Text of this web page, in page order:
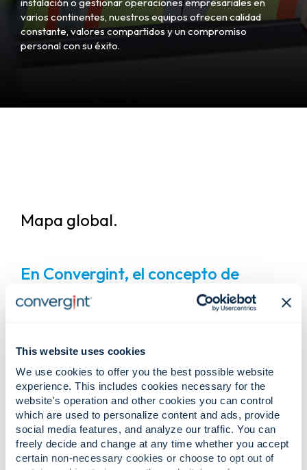
This website uses cookies
We use cookies to offer you the best possible website
experience. This includes cookies necessary for the
website's operation and other cookies you can control
which are used to personalize content and ads, provide
social media features, and analyze our traffic. You can
freely decide and change at any time whether you accept
certain non-necessary cookies or choose to opt out of
varios continentes, nuestros equipos ofrecen calidad
constante, valores compartidos y un compromiso
personal con su éxito.
Mapa global.
En Convergint, el concepto de
"local" va más allá de la simple
proximidad; significa una verdadera
viven y trabajan en las mismas
comunidades que los clientes a los
que atienden, lo que les permite
comprender a fondo las normativas
locales, la infraestructura y las
particularidades de cada sector.
Respaldados por nuestra red global,